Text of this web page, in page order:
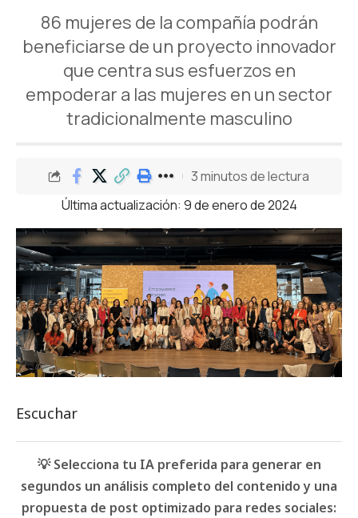
86 mujeres de la compañía podrán
beneficiarse de un proyecto innovador
que centra sus esfuerzos en
empoderar a las mujeres en un sector
tradicionalmente masculino
Última actualización: 9 de enero de 2024
3 minutos de lectura
Escuchar
💡 Selecciona tu IA preferida para generar en
segundos un análisis completo del contenido y una
propuesta de post optimizado para redes sociales: